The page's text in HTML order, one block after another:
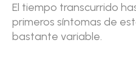
El tiempo transcurrido
primeros síntomas de
bastante variable.